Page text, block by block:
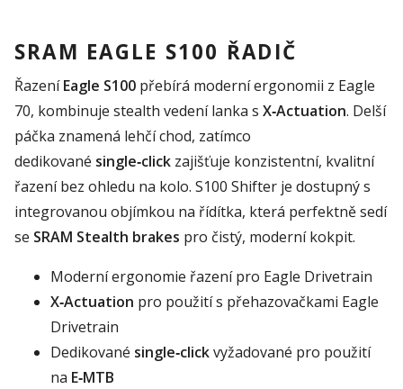
SRAM EAGLE S100 ŘADIČ
ŘazeníEagle S100 přebírá moderní ergonomii z Eagle
70, kombinuje stealth vedení lanka s X‑Actuation. Delší
páčka znamená lehčí chod, zatímco
dedikované single‑click zajišťuje konzistentní, kvalitní
řazení bez ohledu na kolo. S100 Shifter je dostupný s
integrovanou objímkou na řídítka, která perfektně sedí
se SRAM Stealth brakes pro čistý, moderní kokpit.
Moderní ergonomie řazení pro Eagle Drivetrain
X‑Actuation pro použití s přehazovačkami Eagle
Drivetrain
Dedikované single‑clickvyžadované pro použití
na E‑MTB